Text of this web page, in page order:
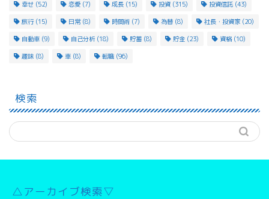
幸せ (52) 恋愛 (7) 成長 (15) 投資 (315) 投資信託 (43)
旅行(15) 日常(8) 時間術 (7) 為替 (8) 社長・投資家 (20)
自動車 (9) 自己分析 (18) 貯蓄 (8) 貯金 (23) 資格(10)
趣味 (8) 車 (8) 転職 (96)
検索
△アーカイブ検索▽